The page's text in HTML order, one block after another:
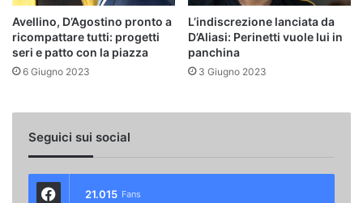
Avellino, D’Agostino pronto a
ricompattare tutti: progetti
seri e patto con la piazza
6 Giugno 2023
L’indiscrezione lanciata da
D’Aliasi: Perinetti vuole lui in
panchina
3 Giugno 2023
Seguici sui social
21.015 Fans